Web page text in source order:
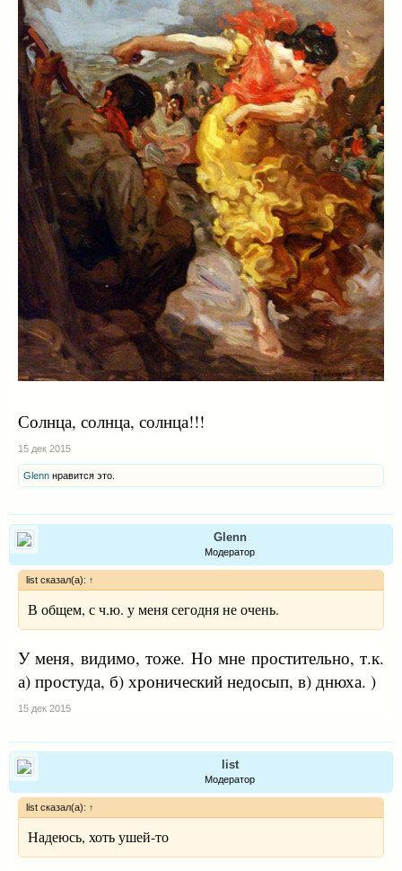
Солнца, солнца, солнца!!!
15 дек 2015
Glenn нравится это.
Glenn
Модератор
list сказал(а): ↑
В общем, с ч.ю. у меня сегодня не очень.
У меня, видимо, тоже. Но мне простительно, т.к.
а) простуда, б) хронический недосып, в) днюха. )
15 дек 2015
list
Модератор
list сказал(а): ↑
Надеюсь, хоть ушей-то